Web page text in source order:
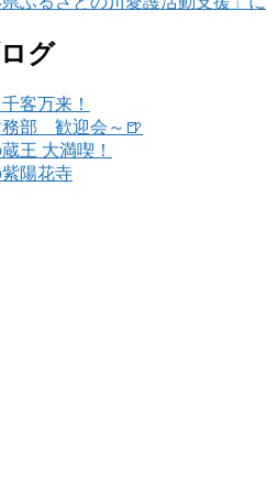
グ
客万来！
務部 歓迎会～🍺
王 大満喫！
陽花寺